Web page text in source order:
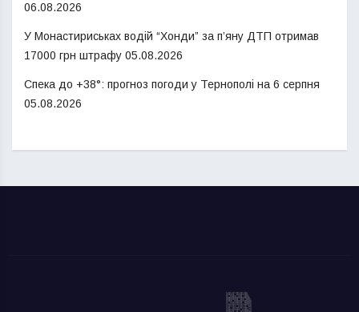
06.08.2026
У Монастириськах водій “Хонди” за п’яну ДТП отримав
17000 грн штрафу 05.08.2026
Спека до +38°: прогноз погоди у Тернополі на 6 серпня
05.08.2026